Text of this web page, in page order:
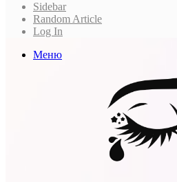
Sidebar
Random Article
Log In
Меню